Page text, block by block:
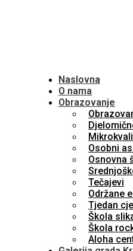
Naslovna
O nama
Obrazovanje
Osobni
Osnovna
Tečajevi
Održane
Tjedan
Škola
Škola
Aloha